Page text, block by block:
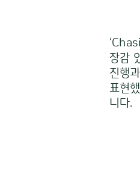
장감
진행
표현
니다.